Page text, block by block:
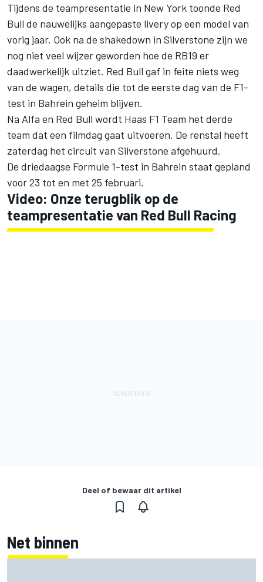
Tijdens de teampresentatie in New York toonde Red
Bull de nauwelijks aangepaste livery op een model van
vorig jaar. Ook na de shakedown in Silverstone zijn we
nog niet veel wijzer geworden hoe de RB19 er
daadwerkelijk uitziet. Red Bull gaf in feite niets weg
van de wagen, details die tot de eerste dag van de F1-
test in Bahrein geheim blijven.
Na Alfa en Red Bull wordt Haas F1 Team het derde
team dat een filmdag gaat uitvoeren. De renstal heeft
zaterdag het circuit van Silverstone afgehuurd.
De driedaagse Formule 1-test in Bahrein staat gepland
voor 23 tot en met 25 februari.
Video: Onze terugblik op de
teampresentatie van Red Bull Racing
Deel of bewaar dit artikel
Net binnen